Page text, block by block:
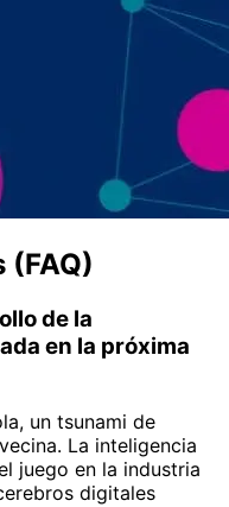
(FAQ)
de la
en la próxima
un tsunami de
La inteligencia
juego en la industria
digitales